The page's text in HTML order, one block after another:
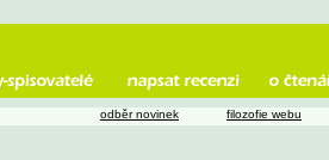
odběr novinek filozofie webu